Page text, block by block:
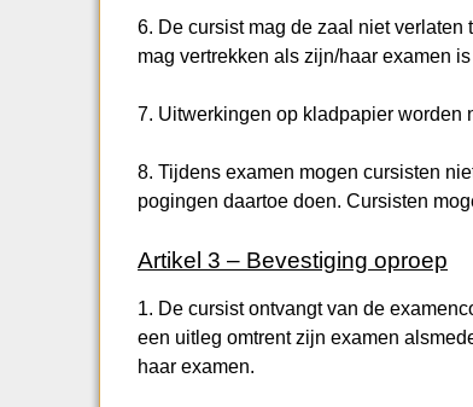
6. De cursist mag de zaal niet
mag vertrekken als zijn/haar examen
7. Uitwerkingen op kladpapier worden
8. Tijdens examen mogen cursisten
pogingen daartoe doen. Cursisten
Artikel 3 – Bevestiging oproep
1. De cursist ontvangt van de
een uitleg omtrent zijn examen
haar examen.